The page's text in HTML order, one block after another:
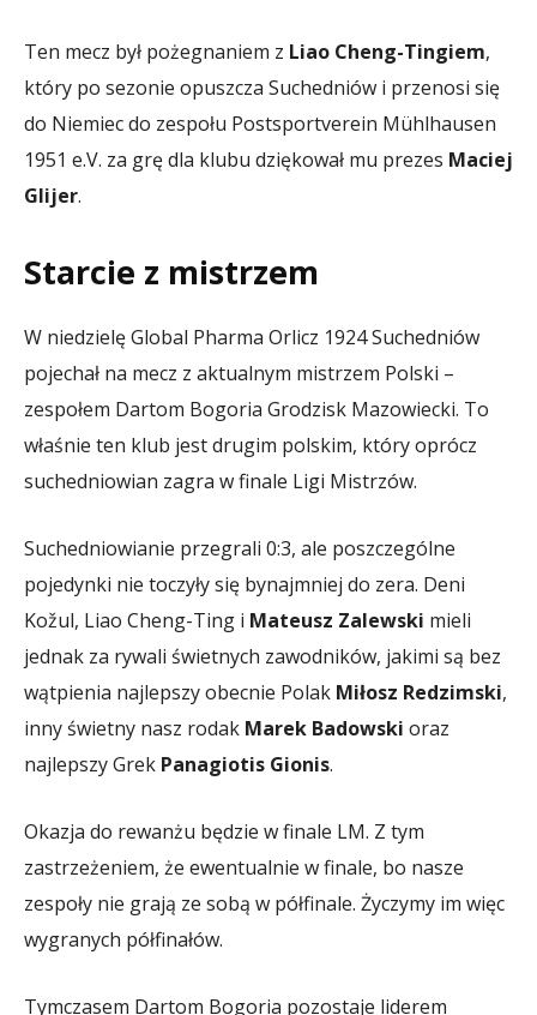
Ten mecz był pożegnaniem z Liao Cheng-Tingiem,
który po sezonie opuszcza Suchedniów i przenosi się
do Niemiec do zespołu Postsportverein Mühlhausen
1951 e.V. za grę dla klubu dziękował mu prezes Maciej
Glijer.
Starcie z mistrzem
W niedzielę Global Pharma Orlicz 1924 Suchedniów
pojechał na mecz z aktualnym mistrzem Polski –
zespołem Dartom Bogoria Grodzisk Mazowiecki. To
właśnie ten klub jest drugim polskim, który oprócz
suchedniowian zagra w finale Ligi Mistrzów.
Suchedniowianie przegrali 0:3, ale poszczególne
pojedynki nie toczyły się bynajmniej do zera. Deni
Kožul, Liao Cheng-Ting i Mateusz Zalewski mieli
jednak za rywali świetnych zawodników, jakimi są bez
wątpienia najlepszy obecnie Polak Miłosz Redzimski,
inny świetny nasz rodak Marek Badowski oraz
najlepszy Grek Panagiotis Gionis.
Okazja do rewanżu będzie w finale LM. Z tym
zastrzeżeniem, że ewentualnie w finale, bo nasze
zespoły nie grają ze sobą w półfinale. Życzymy im więc
wygranych półfinałów.
Tymczasem Dartom Bogoria pozostaje liderem